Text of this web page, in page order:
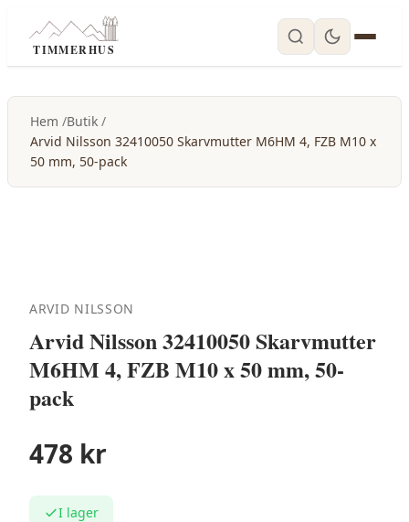
TIMMERHUS
Hem Butik
Arvid Nilsson 32410050 Skarvmutter M6HM 4, FZB M10 x
50 mm, 50-pack
ARVID NILSSON
Arvid Nilsson 32410050 Skarvmutter
M6HM 4, FZB M10 x 50 mm, 50-
pack
478 kr
I lager